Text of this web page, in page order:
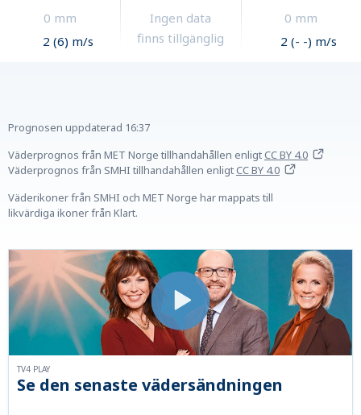
0 mm
2 (6) m/s
Ingen data
finns tillgänglig
0 mm
2 (- -) m/s
Prognosen uppdaterad 16:37
Väderprognos från MET Norge tillhandahållen enligtCC BY 4.0
Väderprognos från SMHI tillhandahållen enligtCC BY 4.0
Väderikoner från SMHI och MET Norge har mappats till
likvärdiga ikoner från Klart.
Se den senaste vädersändningen
TV4 PLAY